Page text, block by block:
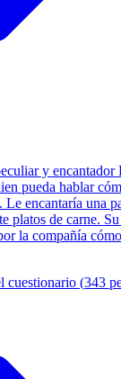
y
pueda hablar
encantaría una
platos de carne.
la compañía
cuestionario (343